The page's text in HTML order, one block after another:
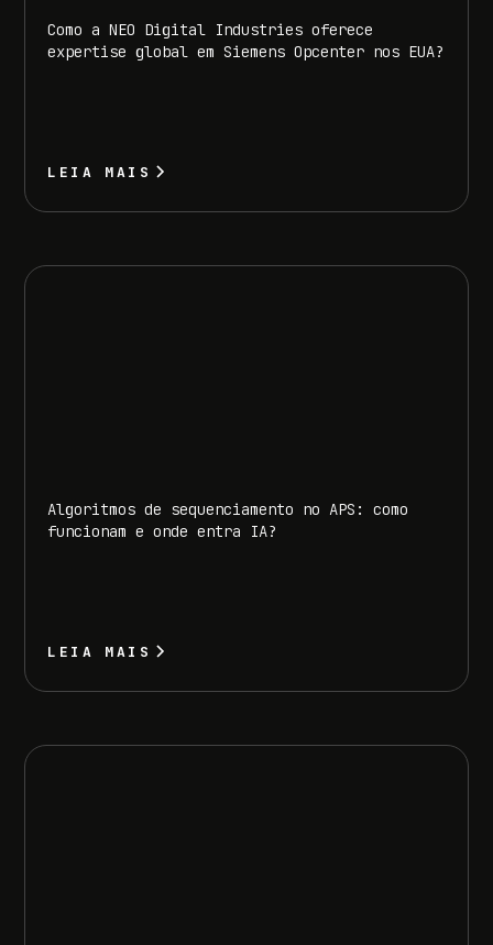
Como a NEO Digital Industries oferece
expertise global em Siemens Opcenter nos EUA?
LEIA MAIS
Algoritmos de sequenciamento no APS: como
funcionam e onde entra IA?
LEIA MAIS